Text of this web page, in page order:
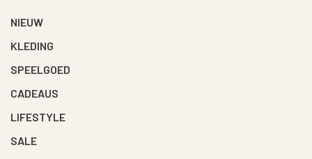
NIEUW
KLEDING
SPEELGOED
CADEAUS
LIFESTYLE
SALE